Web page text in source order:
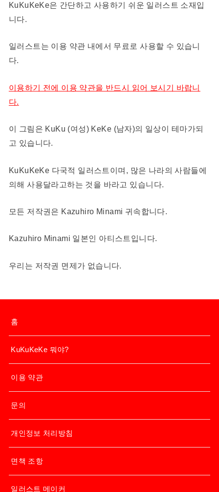
KuKuKeKe은 간단하고 사용하기 쉬운 일러스트 소재입
니다.
일러스트는 이용 약관 내에서 무료로 사용할 수 있습니
다.
이용하기 전에 이용 약관을 반드시 읽어 보시기 바랍니
다.
이 그림은 KuKu (여성) KeKe (남자)의 일상이 테마가되
고 있습니다.
KuKuKeKe 다국적 일러스트이며, 많은 나라의 사람들에
의해 사용달라고하는 것을 바라고 있습니다.
모든 저작권은 Kazuhiro Minami 귀속합니다.
Kazuhiro Minami 일본인 아티스트입니다.
우리는 저작권 면제가 없습니다.
홈
KuKuKeKe 뭐야?
이용 약관
문의
개인정보 처리방침
면책 조항
일러스트 메이커